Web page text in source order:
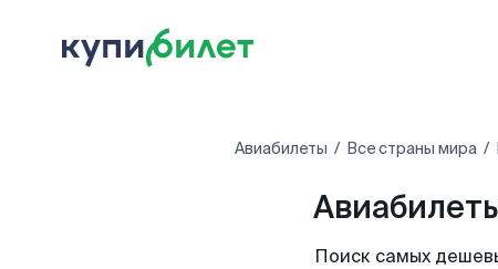
Авиабилеты Все страны мира
Поиск самых